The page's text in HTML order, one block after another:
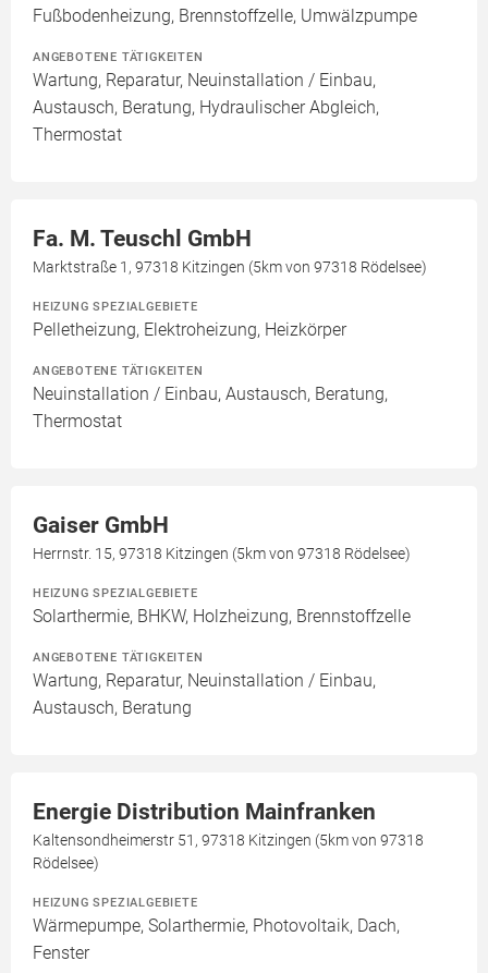
Fußbodenheizung, Brennstoffzelle, Umwälzpumpe
ANGEBOTENE TÄTIGKEITEN
Wartung, Reparatur, Neuinstallation / Einbau,
Austausch, Beratung, Hydraulischer Abgleich,
Thermostat
Fa. M. Teuschl GmbH
Marktstraße 1, 97318 Kitzingen (5km von 97318 Rödelsee)
HEIZUNG SPEZIALGEBIETE
Pelletheizung, Elektroheizung, Heizkörper
ANGEBOTENE TÄTIGKEITEN
Neuinstallation / Einbau, Austausch, Beratung,
Thermostat
Gaiser GmbH
Herrnstr. 15, 97318 Kitzingen (5km von 97318 Rödelsee)
HEIZUNG SPEZIALGEBIETE
Solarthermie, BHKW, Holzheizung, Brennstoffzelle
ANGEBOTENE TÄTIGKEITEN
Wartung, Reparatur, Neuinstallation / Einbau,
Austausch, Beratung
Energie Distribution Mainfranken
Kaltensondheimerstr 51, 97318 Kitzingen (5km von 97318
Rödelsee)
HEIZUNG SPEZIALGEBIETE
Wärmepumpe, Solarthermie, Photovoltaik, Dach,
Fenster